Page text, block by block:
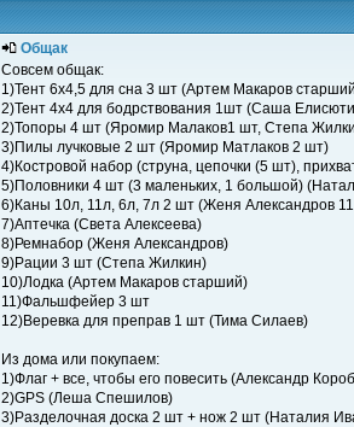
Общак
Совсем общак:
1)Тент 6x4,5 для сна 3 шт (Артем Макаров
2)Тент 4x4 для бодрствования 1шт (Саша
2)Топоры 4 шт (Яромир Малаков1 шт, Степа
3)Пилы лучковые 2 шт (Яромир Матлаков 2 шт)
4)Костровой набор (струна, цепочки (5 шт),
5)Половники 4 шт (3 маленьких, 1 большой)
6)Каны 10л, 11л, 6л, 7л 2 шт (Женя Александров
7)Аптечка (Света Алексеева)
8)Ремнабор (Женя Александров)
9)Рации 3 шт (Степа Жилкин)
10)Лодка (Артем Макаров старший)
11)Фальшфейер 3 шт
12)Веревка для преправ 1 шт (Тима Силаев)
Из дома или покупаем:
1)Флаг + все, чтобы его повесить (Александр
2)GPS (Леша Спешилов)
3)Разделочная доска 2 шт + нож 2 шт (Наталия